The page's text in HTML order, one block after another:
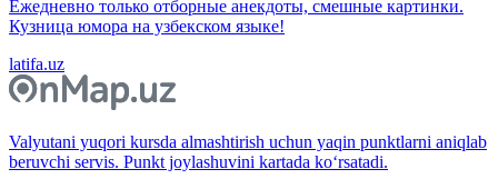
Ежедневно только отборные анекдоты, смешные картинки.
Кузница юмора на узбекском языке!
latifa.uz
Valyutani yuqori kursda almashtirish uchun yaqin punktlarni aniqlab
beruvchi servis. Punkt joylashuvini kartada ko‘rsatadi.